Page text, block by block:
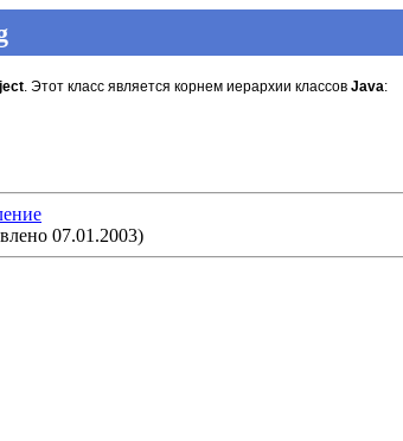
. Этот класс является корнем иерархии классов Java:
07.01.2003)